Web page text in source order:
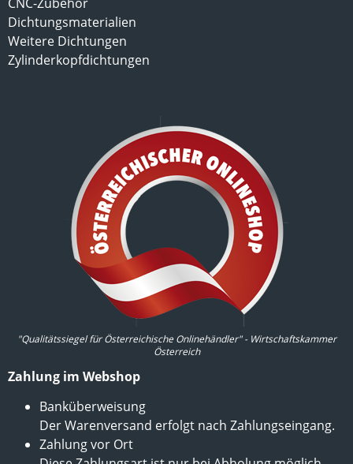
Dichtungsmaterialien
Weitere Dichtungen
Zylinderkopfdichtungen
"Qualitätssiegel für Österreichische Onlinehändler" - Wirtschaftskammer
Österreich
Zahlung im Webshop
Banküberweisung
Der Warenversand erfolgt nach Zahlungseingang.
Zahlung vor Ort